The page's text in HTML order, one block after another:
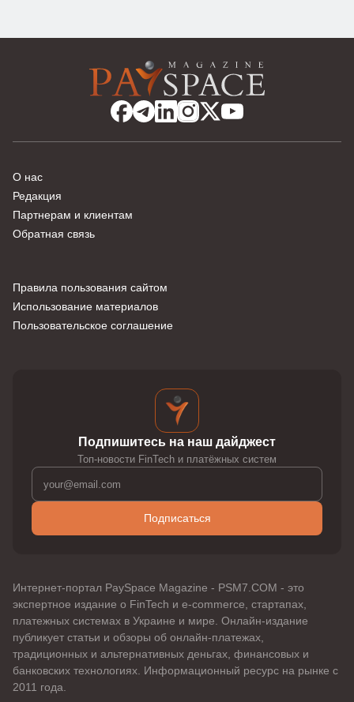
О нас
Редакция
Партнерам и клиентам
Обратная связь
Правила пользования сайтом
Использование материалов
Пользовательское соглашение
Подпишитесь на наш дайджест
Топ-новости FinTech и платёжных систем
Подписаться
Интернет-портал PaySpace Magazine - PSM7.COM - это
экспертное издание о FinTech и e-commerce, стартапах,
платежных системах в Украине и мире. Онлайн-издание
публикует статьи и обзоры об онлайн-платежах,
традиционных и альтернативных деньгах, финансовых и
банковских технологиях. Информационный ресурс на рынке с
2011 года.